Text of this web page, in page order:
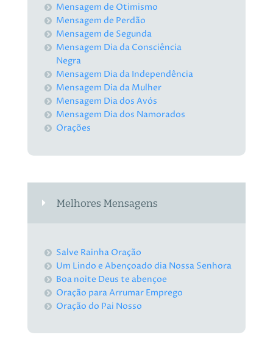
Mensagem de Otimismo
Mensagem de Perdão
Mensagem de Segunda
Mensagem Dia da Consciência
Negra
Mensagem Dia da Independência
Mensagem Dia da Mulher
Mensagem Dia dos Avós
Mensagem Dia dos Namorados
Orações
Melhores Mensagens
Salve Rainha Oração
Um Lindo e Abençoado dia Nossa Senhora
Boa noite Deus te abençoe
Oração para Arrumar Emprego
Oração do Pai Nosso